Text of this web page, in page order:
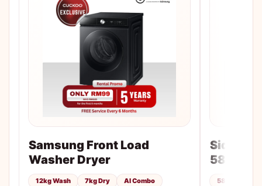
Samsung Front Load
Washer Dryer
12kg Wash 7kg Dry AI Combo
Side-
583L
583L